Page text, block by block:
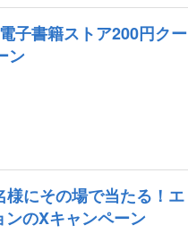
子書籍ストア200円クー
ン
にその場で当たる！エ
のXキャンペーン